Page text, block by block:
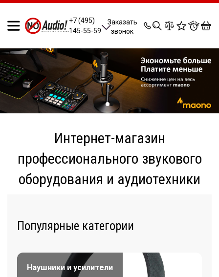
+7 (495)
145-55-59
Заказать
звонок
0 0 0 0
Интернет-магазин
профессионального звукового
оборудования и аудиотехники
Популярные категории
Наушники и усилители